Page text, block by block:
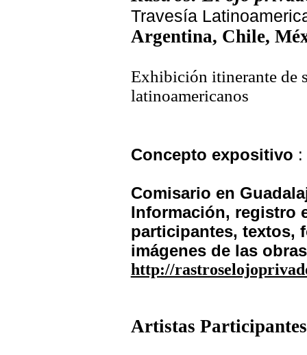
Travesía
Argentina, Chile,
Exhibición itinerante de
latinoamericanos
Concepto expositivo :
Comisario en
Información, registro
participantes, textos,
imágenes de las obras
http://
Artistas